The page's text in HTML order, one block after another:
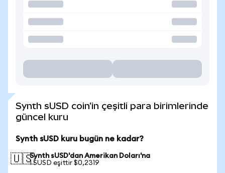
Synth sUSD coin'in çeşitli para birimlerinde
güncel kuru
Synth sUSD kuru bugün ne kadar?
🇺🇸Synth sUSD'dan Amerikan Doları'na
1 SUSD eşittir $0,2319